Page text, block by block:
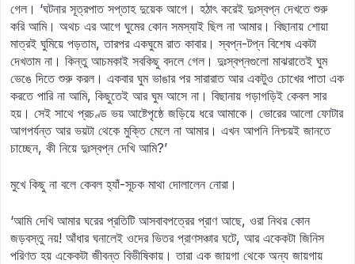
গেল। ‘ঘটনার সূত্রপাত সপ্তাহ দুয়েক আগে। হঠাৎ করেই দুঃস্বপ্ন দেখতে শুরু
করি আমি। অথচ এর আগে ঘুমের কোন সমস্যাই ছিল না আমার। বিছানায় শোয়া
মাত্রই ঘুমিয়ে পড়তাম, তারপর একঘুমে রাত কাবার। স্বপ্ন-টপ্ন বিশেষ একটা
দেখতাম না। কিন্তু আচমকাই সবকিছু বদলে গেল। দুঃস্বপ্নগুলো মাঝরাতেই ঘুম
ভেঙে দিতে শুরু করল। একবার ঘুম ভাঙার পর সারারাত আর একটুও চোখের পাতা এক
করতে পারি না আমি, কিছুতেই আর ঘুম আসে না। বিছানায় গড়াগড়িই কেবল সার
হয়। সেই সাথে প্রচণ্ড ভয় আষ্টেপৃষ্ঠে জড়িয়ে ধরে আমাকে। ভোরের আলো ফোটার
আগপর্যন্ত আর ভয়টা থেকে মুক্তি মেলে না আমার। এখন আপনি নিশ্চয়ই জানতে
চাচ্ছেন, কী নিয়ে দুঃস্বপ্ন দেখি আমি?’
মুখে কিছু না বলে কেবল হ্যাঁ-সূচক মাথা দোলালেন নোরা।
‘আমি দেখি আমার ঘরের প্রতিটি আসবাবপত্রের প্রাণ আছে, ওরা নিথর কোন
জড়বস্তু নয়! আঁধার ঘনালেই ওদের ভিতর প্রাণসঞ্চার ঘটে, আর একেকটা জিনিস
পরিণত হয় একেকটা জীবন্ত বিভীষিকায়। তারা এক জায়গা থেকে অন্য জায়গায়